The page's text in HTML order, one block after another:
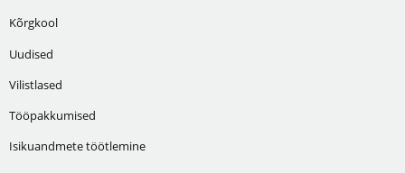
Kõrgkool
Uudised
Vilistlased
Tööpakkumised
Isikuandmete töötlemine